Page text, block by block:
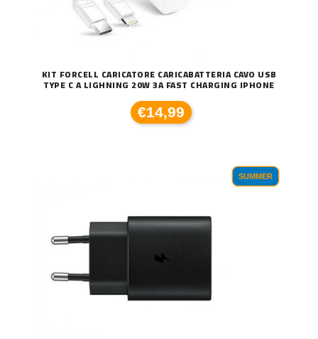
KIT FORCELL CARICATORE CARICABATTERIA CAVO USB
TYPE C A LIGHNING 20W 3A FAST CHARGING IPHONE
€14,99
SUMMER